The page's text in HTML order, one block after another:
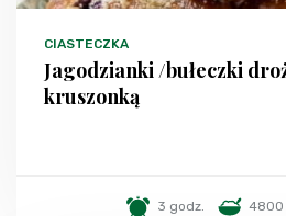
CIASTECZKA
Jagodzianki /bułeczki
kruszonką
3 godz. 4800